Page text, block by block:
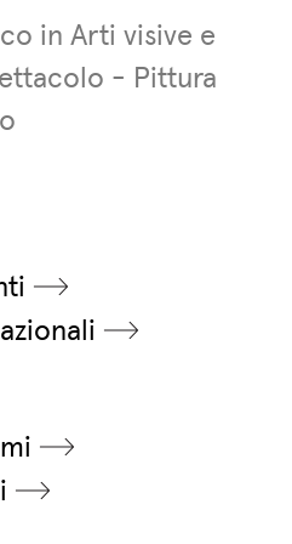
in Arti visive e
- Pittura